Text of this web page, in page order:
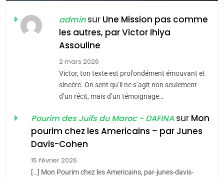
POURQUOI JE REVENDIQUE
MA JUDAÏTE par Thérèse
Zrihen-Dvir
ISRAÉL JUDAISME
Jacques Hadida
JUDAISME
Maroc : Les amandes de
Tafraout, le miel de Tadla
Azilal consacrés produits
adminsur Une Mission pas comme
les autres, par Victor Ihiya
Assouline
2 mars 2026
Victor, ton texte est profondément émouvant et
sincère. On sent qu’il ne s’agit non seulement
d’un récit, mais d’un témoignage…
Pourim des Juifs du Maroc - DAFINA sur Mon
pourim chez les Americains – par Junes
Davis-Cohen
15 février 2026
[…] Mon Pourim chez les Americains, par-junes-davis-